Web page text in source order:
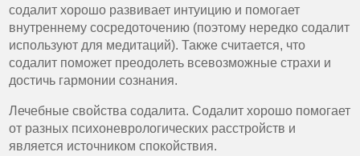
содалит хорошо развивает интуицию и помогает
внутреннему сосредоточению (поэтому нередко содалит
используют для медитаций). Также считается, что
содалит поможет преодолеть всевозможные страхи и
достичь гармонии сознания.
Лечебные свойства содалита. Содалит хорошо помогает
от разных психоневрологических расстройств и
является источником спокойствия.